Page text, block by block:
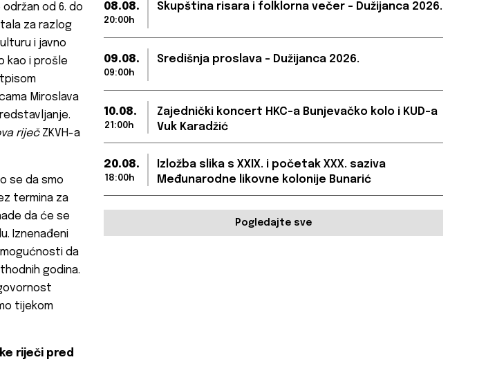
od 6. do
za razlog
i javno
kao i prošle
Miroslava
riječ ZKVH-a
se da smo
termina za
da će se
Iznenađeni
da
godina.
tijekom
riječi pred
08.08.
20:00h
Skupština risara i folklorna večer – Dužijanca 2026.
09.08.
09:00h
Središnja proslava – Dužijanca 2026.
10.08.
21:00h
Zajednički koncert HKC-a Bunjevačko kolo i KUD-a
Vuk Karadžić
20.08.
18:00h
Izložba slika s XXIX. i početak XXX. saziva
Međunarodne likovne kolonije Bunarić
Pogledajte sve